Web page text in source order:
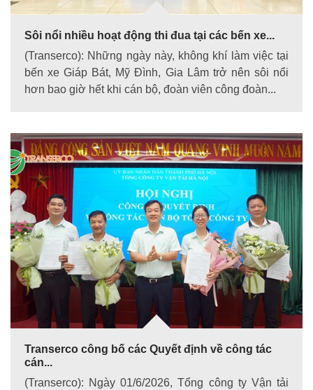
Sôi nổi nhiều hoạt động thi đua tại các bến xe...
(Transerco): Những ngày này, không khí làm việc tại
bến xe Giáp Bát, Mỹ Đình, Gia Lâm trở nên sôi nổi
hơn bao giờ hết khi cán bộ, đoàn viên công đoàn...
Transerco công bố các Quyết định về công tác
cán...
(Transerco): Ngày 01/6/2026, Tổng công ty Vận tải